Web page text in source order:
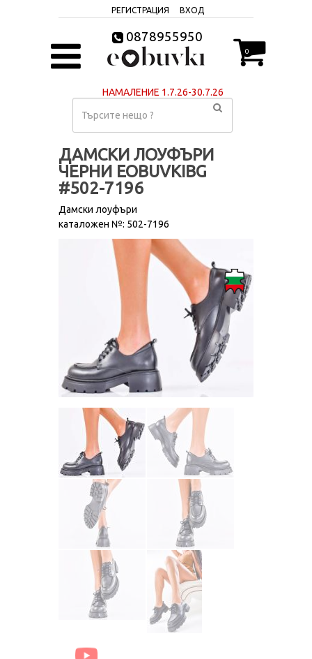
РЕГИСТРАЦИЯ ВХОД
0878955950
0
НАМАЛЕНИЕ 1.7.26-30.7.26
ДАМСКИ ЛОУФЪРИ
ЧЕРНИ EOBUVKIBG
#502-7196
Дамски лоуфъри
каталожен №: 502-7196